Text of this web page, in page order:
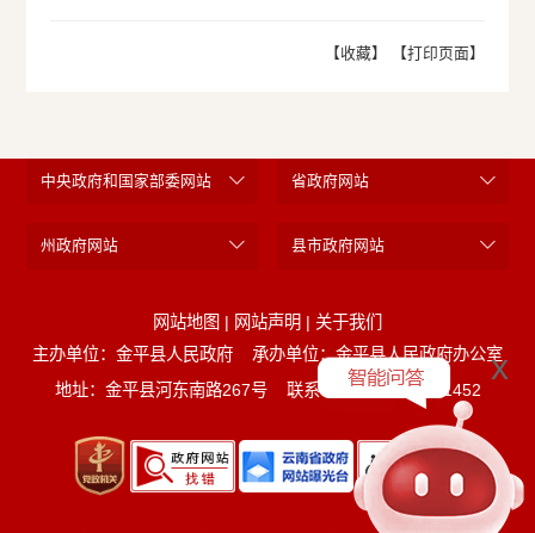
【收藏】 【打印页面】
中央政府和国家部委网站 省政府网站
州政府网站 县市政府网站
网站地图 | 网站声明 | 关于我们
主办单位：金平县人民政府
承办单位：金平县人民政府办公室
地址：金平县河东南路267号
联系电话：0873-5221452
x